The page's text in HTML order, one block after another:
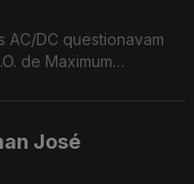
AC/DC questionavam
de Maximum
José